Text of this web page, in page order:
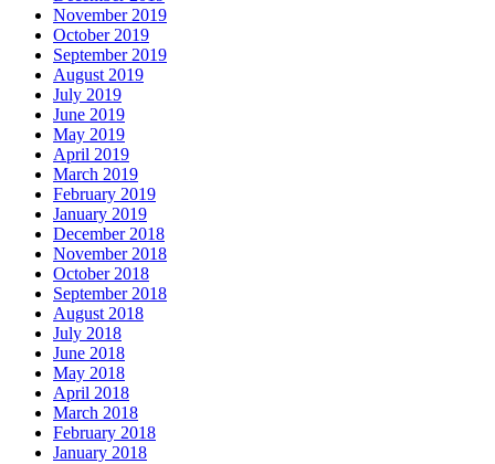
November 2019
October 2019
September 2019
August 2019
July 2019
June 2019
May 2019
April 2019
March 2019
February 2019
January 2019
December 2018
November 2018
October 2018
September 2018
August 2018
July 2018
June 2018
May 2018
April 2018
March 2018
February 2018
January 2018